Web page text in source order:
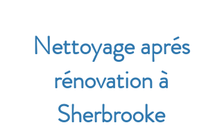
Nettoyage aprés
rénovation à
Sherbrooke